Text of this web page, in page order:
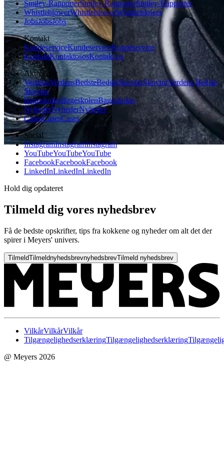
Smiley-RapporterSmiley-RapporterSmiley-Rapporter
WhistleblowerWhistleblowerWhistleblower
JobsJobsJobs
Kontakt
KundeserviceKundeserviceKundeservice
KontaktKontaktososKontakt os
Aktiviteter
VerdensVerdensBedsteBedsteSkovturSkovturVerdens Bedste
Skovtur
BageskolenBageskolenBageskolen
NyhederNyhederNyheder
CasesCasesCases
Social
InstagramInstagramInstagram
YouTubeYouTubeYouTube
FacebookFacebookFacebook
LinkedInLinkedInLinkedIn
Hold dig opdateret
Tilmeld dig vores nyhedsbrev
Få de bedste opskrifter, tips fra kokkene og nyheder om alt det der
spirer i Meyers' univers.
TilmeldTilmeldnyhedsbrevnyhedsbrevTilmeld nyhedsbrev
VilkårVilkårVilkår
TilgængelighedserklæringTilgængelighedserklæring
@ Meyers 2026